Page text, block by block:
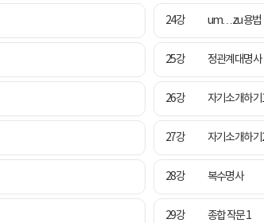
24강 um…zu 용법
25강 정관계대명사
26강 자기소개하기
27강 자기소개하기
28강 복수명사
29강 종합 작문 1